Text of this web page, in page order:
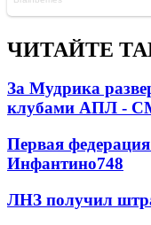
ЧИТАЙТЕ
За Мудрика
клубами АПЛ -
Первая
Инфантино748
ЛНЗ получил